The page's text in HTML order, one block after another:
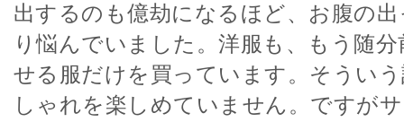
出するのも億劫になるほど、お腹の
り悩んでいました。洋服も、もう随
せる服だけを買っています。そうい
しゃれを楽しめていません。ですが